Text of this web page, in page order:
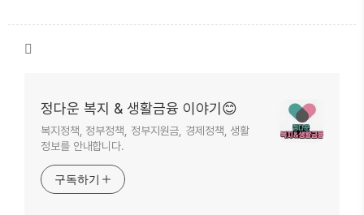
정다운 복지 & 생활금융 이야기😊
복지정책, 정부정책, 정부지원금, 경제정책, 생활
정보를 안내합니다.
구독하기